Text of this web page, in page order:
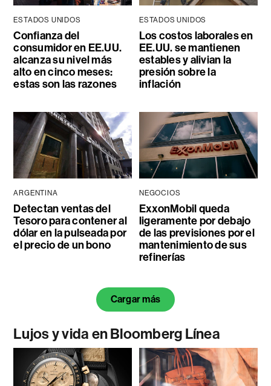
ESTADOS UNIDOS
Confianza del
consumidor en EE.UU.
alcanza su nivel más
alto en cinco meses:
estas son las razones
ESTADOS UNIDOS
Los costos laborales en
EE.UU. se mantienen
estables y alivian la
presión sobre la
inflación
ARGENTINA
Detectan ventas del
Tesoro para contener al
dólar en la pulseada por
el precio de un bono
NEGOCIOS
ExxonMobil queda
ligeramente por debajo
de las previsiones por el
mantenimiento de sus
refinerías
Cargar más
Lujos y vida en Bloomberg Línea